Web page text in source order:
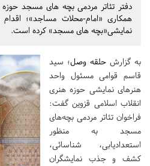
دفتر تئاتر مردمی بچه­ های مسجد حوزه
همکاری «امام-محلات مساجد»؛
نمایشی«بچه­ های مسجد» کرده است.
به گزارش حلقه وصل؛ سید
قاسم قوامی مسئول واحد
هنرهای نمایشی حوزه هنری
انقلاب اسلامی قزوین گفت:
فراخوان تئاتر مردمی بچه‌­های
مسجد به منظور
استعدادیابی، شناسائی،
کشف و جذب نمایشگران